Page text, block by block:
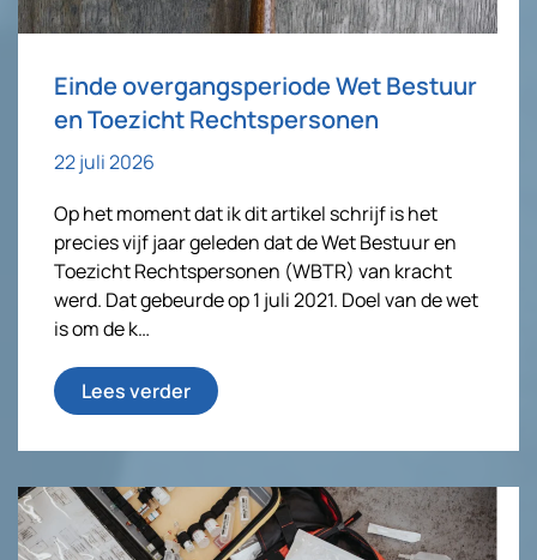
Einde overgangsperiode Wet Bestuur
en Toezicht Rechtspersonen
22 juli 2026
Op het moment dat ik dit artikel schrijf is het
precies vijf jaar geleden dat de Wet Bestuur en
Toezicht Rechtspersonen (WBTR) van kracht
werd. Dat gebeurde op 1 juli 2021. Doel van de wet
is om de k…
Lees verder